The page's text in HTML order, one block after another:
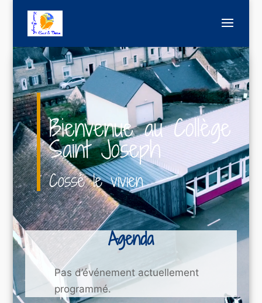
Lecteur
vidéo
Bienvenue au Collège
Saint Joseph
Cossé le vivien
Agenda
Pas d’événement actuellement
programmé.